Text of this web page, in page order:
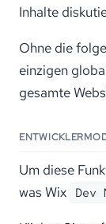
Inhalte
Ohne die
einzigen
gesamte
Um diese
was Wix Dev